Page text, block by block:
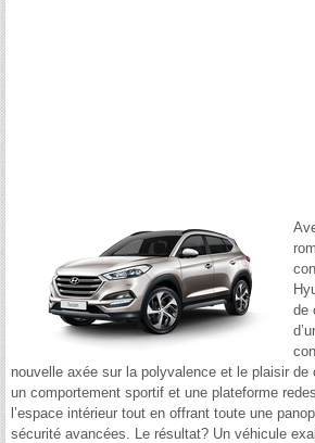
de
nouvelle axée sur la polyvalence et le plaisir
un comportement sportif et une plateforme
l’espace intérieur tout en offrant toute une
sécurité avancées. Le résultat? Un véhicule